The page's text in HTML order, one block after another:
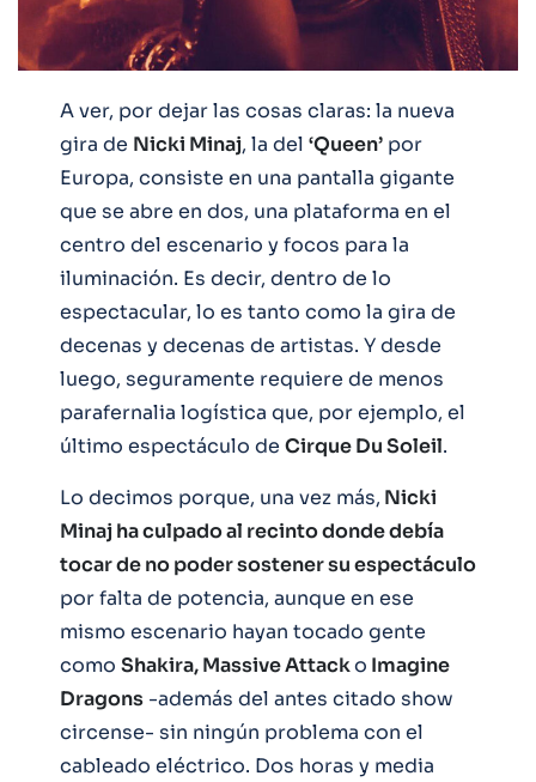
A ver, por dejar las cosas claras: la nueva
gira de Nicki Minaj, la del ‘Queen’ por
Europa, consiste en una pantalla gigante
que se abre en dos, una plataforma en el
centro del escenario y focos para la
iluminación. Es decir, dentro de lo
espectacular, lo es tanto como la gira de
decenas y decenas de artistas. Y desde
luego, seguramente requiere de menos
parafernalia logística que, por ejemplo, el
último espectáculo de Cirque Du Soleil.
Lo decimos porque, una vez más, Nicki
Minaj ha culpado al recinto donde debía
tocar de no poder sostener su espectáculo
por falta de potencia, aunque en ese
mismo escenario hayan tocado gente
como Shakira, Massive Attacko Imagine
Dragons -además del antes citado show
circense- sin ningún problema con el
cableado eléctrico. Dos horas y media